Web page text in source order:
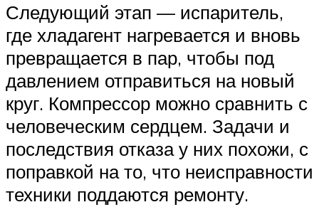
Следующий этап — испаритель,
где хладагент нагревается и вновь
превращается в пар, чтобы под
давлением отправиться на новый
круг. Компрессор можно сравнить с
человеческим сердцем. Задачи и
последствия отказа у них похожи, с
поправкой на то, что неисправности
техники поддаются ремонту.